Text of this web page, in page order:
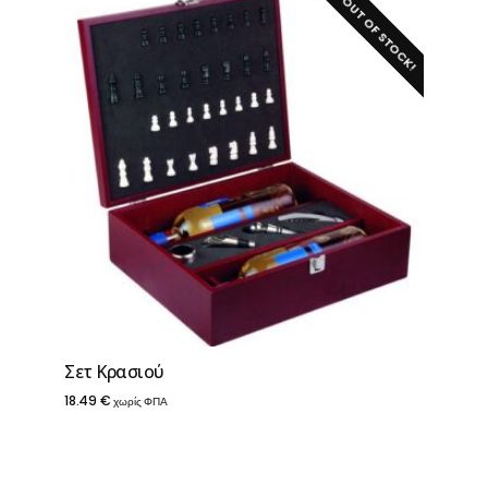
OUT OF STOCK!
Σετ Κρασιού
18.49 € χωρίς ΦΠΑ